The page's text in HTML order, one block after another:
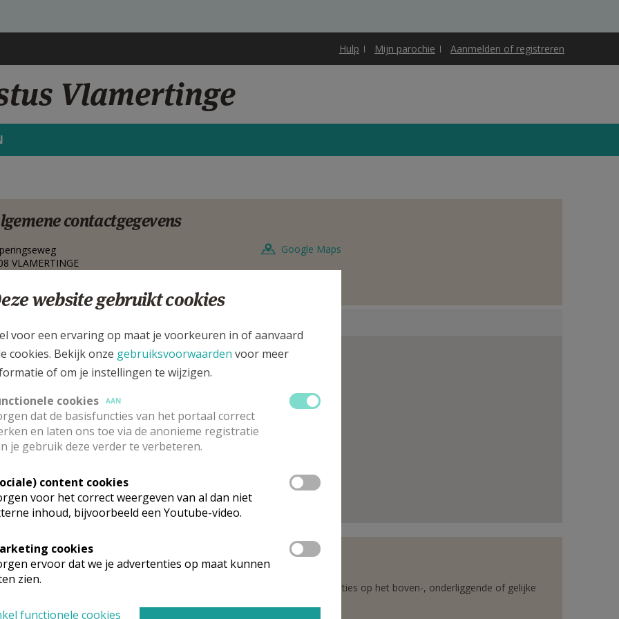
Hulp Mijn parochie Aanmelden of registreren
Vlamertinge
contactgegevens
VLAMERTINGE
Google Maps
8908 VLAMERTINGE
wat je zocht? Hier vind je links naar de gegevens van andere organisaties op het boven-, onderliggende of gelijke
website gebruikt cookies
voor een ervaring op maat je voorkeuren in of aanvaard
cookies. Bekijk onze gebruiksvoorwaarden voor meer
of om je instellingen te wijzigen.
cookies
AAN
dat de basisfuncties van het portaal correct
en laten ons toe via de anonieme registratie
je gebruik deze verder te verbeteren.
content cookies
voor het correct weergeven van al dan niet
inhoud, bijvoorbeeld een Youtube-video.
cookies
ervoor dat we je advertenties op maat kunnen
zien.
functionele cookies